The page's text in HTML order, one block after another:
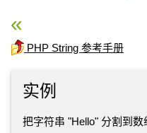
« PHP str_shuffle() 函
PHP String 参考手册
实例
把字符串 "Hello" 分割到数